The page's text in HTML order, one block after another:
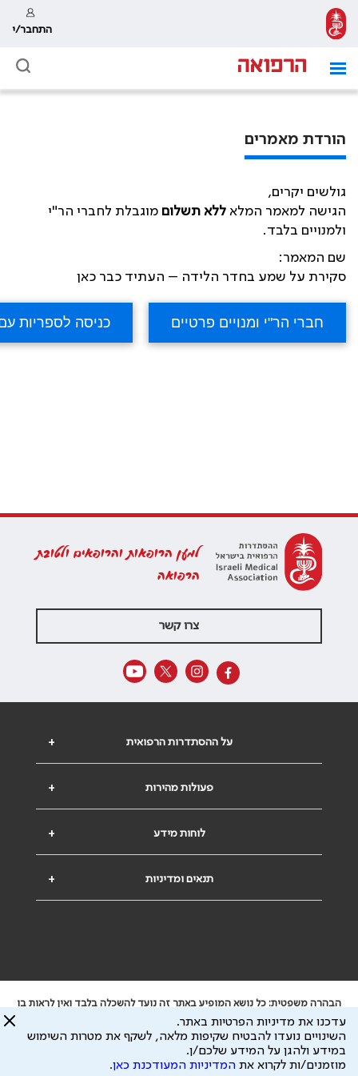
התחבר/י
הורדת מאמרים
גולשים יקרים,
הגישה למאמר המלא ללא תשלום מוגבלת לחברי הר"י
ולמנויים בלבד.
שם המאמר:
סקירת על שמע בחדר הלידה – העתיד כבר כאן
למען הרופאות והרופאים ולטובת
הרפואה
צרו קשר
+ על ההסתדרות הרפואית
+ פעולות מהירות
+ לוחות מידע
+ תנאים ומדיניות
הבהרה משפטית: כל נושא המופיע באתר זה נועד להשכלה בלבד ואין לראות בו
ייעוץ רפואי או משפטי. אין הר"י אחראית לתוכן המתפרסם באתר זה ולכל נזק
שעלול להיגרם.
ידוע לי שהר"י אוספת ושומרת מידע אישי לצורך מתן השרות וכי חלק ממנו עשוי
להיות מועבר לצדדים שלישיים, הכל בכפוף למדיניות הפרטיות
עדכנו את מדיניות הפרטיות באתר.
השינויים נועדו להבטיח שקיפות מלאה, לשקף את מטרות השימוש
במידע ולהגן על המידע שלכם/ן.
מוזמנים/ות לקרוא את המדיניות המעודכנת כאן.